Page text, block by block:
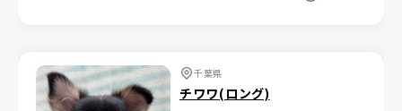
千葉県
チワワ(ロング)